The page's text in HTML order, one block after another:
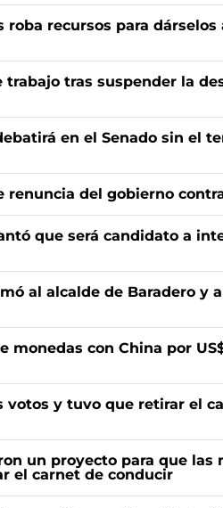
recursos para dárselos
trabajo tras suspender la
en el Senado sin el
renuncia del gobierno
que será candidato a
al alcalde de Baradero y
monedas con China por
votos y tuvo que retirar el
un proyecto para que las
el carnet de conducir